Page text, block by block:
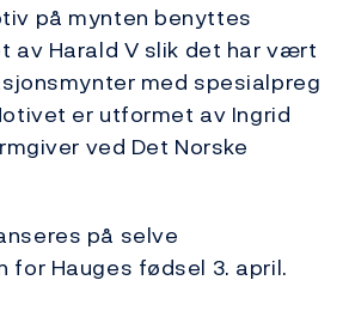
på mynten benyttes
av Harald V slik det har vært
med spesialpreg
er utformet av Ingrid
ved Det Norske
på selve
for Hauges fødsel 3. april.